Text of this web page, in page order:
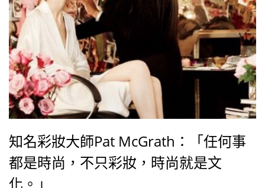
知名彩妝大師Pat McGrath：「任何事
都是時尚，不只彩妝，時尚就是文
化。」